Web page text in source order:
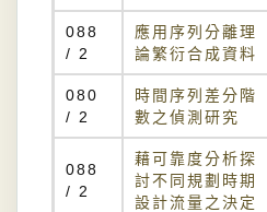
088
/ 2
應用序列分離理
論繁衍合成資料
080
/ 2
時間序列差分階
數之偵測研究
088
/ 2
藉可靠度分析探
討不同規劃時期
設計流量之決定